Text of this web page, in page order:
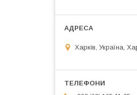
Харків, Україна,